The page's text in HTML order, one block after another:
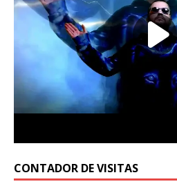
CONTADOR DE VISITAS